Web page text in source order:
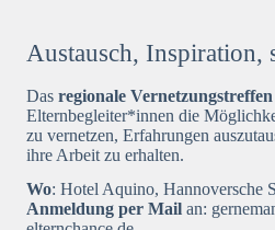
Austausch, Inspiration,
Das regionale Vernetzungstreffen
Elternbegleiter*innen die
zu vernetzen, Erfahrungen
ihre Arbeit zu erhalten.
Wo: Hotel Aquino, Hannoversche
Anmeldung per Mail an: